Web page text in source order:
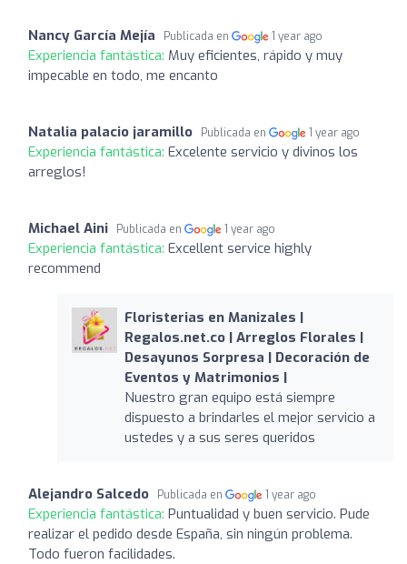
Nancy García Mejía Publicada en 1 year ago
Experiencia fantástica: Muy eficientes, rápido y muy
impecable en todo, me encanto
Natalia palacio jaramillo Publicada en 1 year ago
Experiencia fantástica: Excelente servicio y divinos los
arreglos!
Michael Aini Publicada en 1 year ago
Experiencia fantástica: Excellent service highly
recommend
Floristerias en Manizales |
Regalos.net.co | Arreglos Florales |
Desayunos Sorpresa | Decoración de
Eventos y Matrimonios |
Nuestro gran equipo está siempre
dispuesto a brindarles el mejor servicio a
ustedes y a sus seres queridos
Alejandro Salcedo Publicada en 1 year ago
Experiencia fantástica: Puntualidad y buen servicio. Pude
realizar el pedido desde España, sin ningún problema.
Todo fueron facilidades.